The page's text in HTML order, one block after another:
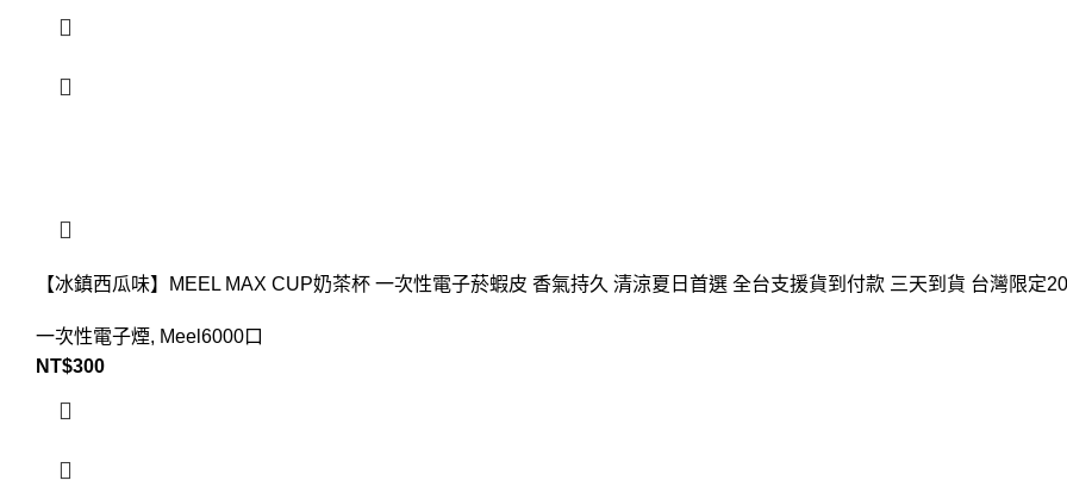
【冰鎮西瓜味】MEEL MAX CUP奶茶杯 一次性電子菸蝦皮 香氣持久 清涼夏日首選 全台支援貨到付款 三天到貨 台灣限定
一次性電子煙, Meel6000口
NT$300